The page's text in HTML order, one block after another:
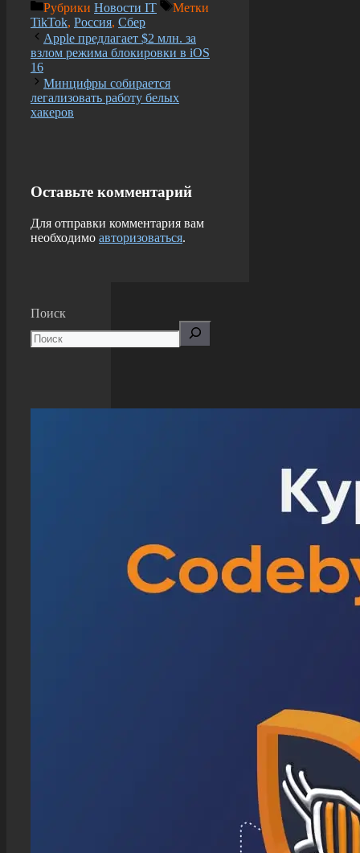
Рубрики Новости IT
Метки
TikTok, Россия, Сбер
Apple предлагает $2 млн. за
взлом режима блокировки в iOS
16
Минцифры собирается
легализовать работу белых
хакеров
Оставьте комментарий
Для отправки комментария вам
необходимо авторизоваться.
Поиск